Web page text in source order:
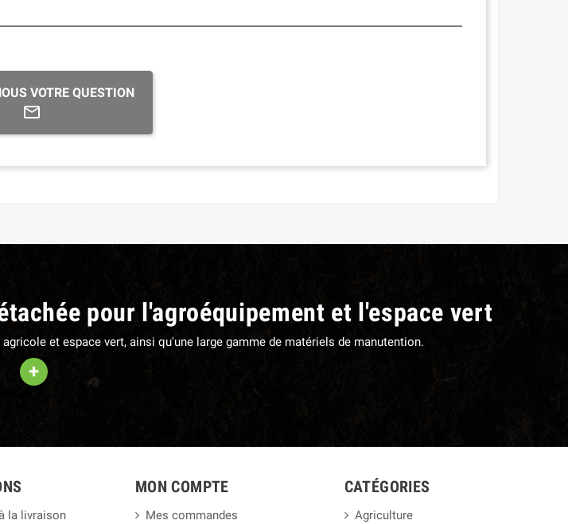
VOTRE QUESTION
pour l'agroéquipement et l'espace vert
et espace vert, ainsi qu'une large gamme de matériels de manutention.
+
la livraison
MON COMPTE
Mes commandes
CATÉGORIES
Agriculture